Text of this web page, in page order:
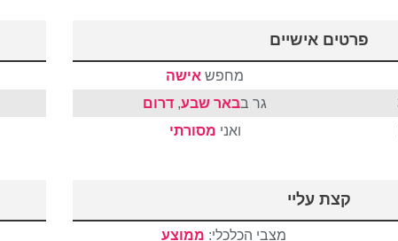
פרטים אישיים
מחפש אישה
גר בבאר שבע, דרום
ואני מסורתי
קצת עליי
מצבי הכלכלי: ממוצע